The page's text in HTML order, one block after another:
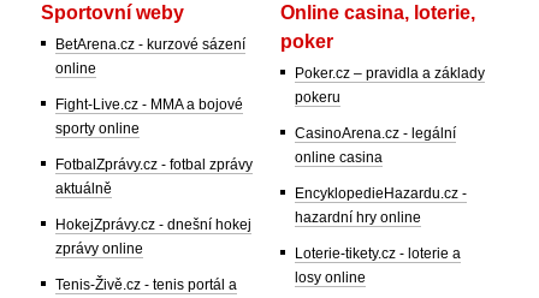
Sportovní weby
BetArena.cz - kurzové sázení
online
Fight-Live.cz - MMA a bojové
sporty online
FotbalZprávy.cz - fotbal zprávy
aktuálně
HokejZprávy.cz - dnešní hokej
zprávy online
Tenis-Živě.cz - tenis portál a
Online casina, loterie,
poker
Poker.cz – pravidla a základy
pokeru
CasinoArena.cz - legální
online casina
EncyklopedieHazardu.cz -
hazardní hry online
Loterie-tikety.cz - loterie a
losy online